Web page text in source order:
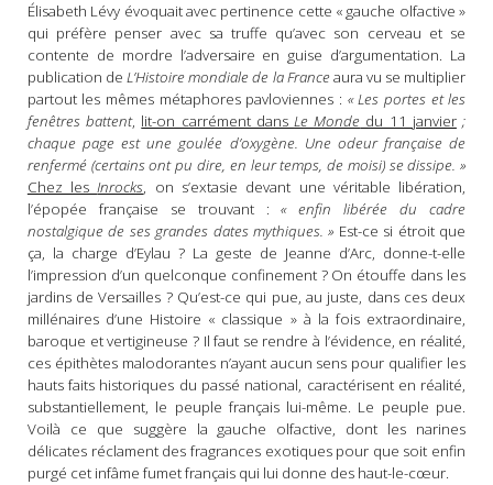
Élisabeth Lévy évoquait avec pertinence cette « gauche olfactive »
qui préfère penser avec sa truffe qu’avec son cerveau et se
contente de mordre l’adversaire en guise d’argumentation. La
publication deL’Histoire mondiale de la Franceaura vu se multiplier
partout les mêmes métaphores pavloviennes : « Les portes et les
fenêtres battent, lit-on carrément dansLe Monde du 11 janvier ;
chaque page est une goulée d’oxygène. Une odeur française de
renfermé (certains ont pu dire, en leur temps, de moisi) se dissipe. »
Chez lesInrocks, on s’extasie devant une véritable libération,
l’épopée française se trouvant :«enfin libérée du cadre
nostalgique de ses grandes dates mythiques. » Est-ce si étroit que
ça, la charge d’Eylau ? La geste de Jeanne d’Arc, donne-t-elle
l’impression d’un quelconque confinement ? On étouffe dans les
jardins de Versailles ? Qu’est-ce qui pue, au juste, dans ces deux
millénaires d’une Histoire « classique » à la fois extraordinaire,
baroque et vertigineuse ? Il faut se rendre à l’évidence, en réalité,
ces épithètes malodorantes n’ayant aucun sens pour qualifier les
hauts faits historiques du passé national, caractérisent en réalité,
substantiellement, le peuple français lui-même. Le peuple pue.
Voilà ce que suggère la gauche olfactive, dont les narines
délicates réclament des fragrances exotiques pour que soit enfin
purgé cet infâme fumet français qui lui donne des haut-le-cœur.